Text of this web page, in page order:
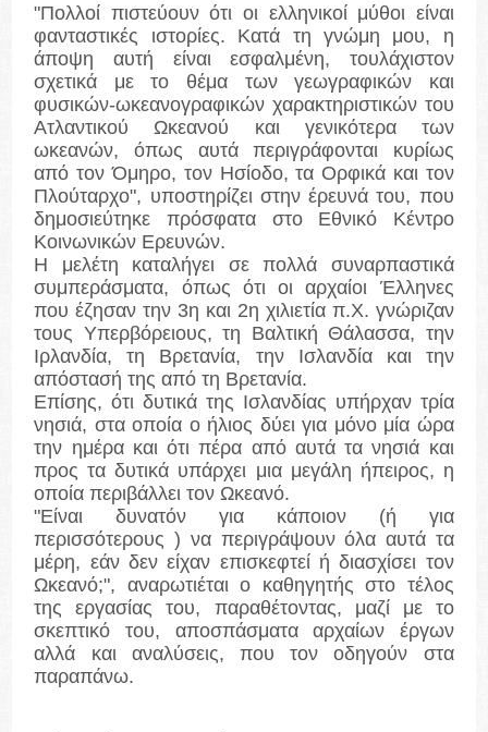
"Πολλοί πιστεύουν ότι οι ελληνικοί μύθοι είναι
φανταστικές ιστορίες. Κατά τη γνώμη μου, η
άποψη αυτή είναι εσφαλμένη, τουλάχιστον
σχετικά με το θέμα των γεωγραφικών και
φυσικών-ωκεανογραφικών χαρακτηριστικών του
Ατλαντικού Ωκεανού και γενικότερα των
ωκεανών, όπως αυτά περιγράφονται κυρίως
από τον Όμηρο, τον Ησίοδο, τα Ορφικά και τον
Πλούταρχο", υποστηρίζει στην έρευνά του, που
δημοσιεύτηκε πρόσφατα στο Εθνικό Κέντρο
Κοινωνικών Ερευνών.
Η μελέτη καταλήγει σε πολλά συναρπαστικά
συμπεράσματα, όπως ότι οι αρχαίοι Έλληνες
που έζησαν την 3η και 2η χιλιετία π.Χ. γνώριζαν
τους Υπερβόρειους, τη Βαλτική Θάλασσα, την
Ιρλανδία, τη Βρετανία, την Ισλανδία και την
απόστασή της από τη Βρετανία.
Επίσης, ότι δυτικά της Ισλανδίας υπήρχαν τρία
νησιά, στα οποία ο ήλιος δύει για μόνο μία ώρα
την ημέρα και ότι πέρα από αυτά τα νησιά και
προς τα δυτικά υπάρχει μια μεγάλη ήπειρος, η
οποία περιβάλλει τον Ωκεανό.
"Είναι δυνατόν για κάποιον (ή για
περισσότερους ) να περιγράψουν όλα αυτά τα
μέρη, εάν δεν είχαν επισκεφτεί ή διασχίσει τον
Ωκεανό;", αναρωτιέται ο καθηγητής στο τέλος
της εργασίας του, παραθέτοντας, μαζί με το
σκεπτικό του, αποσπάσματα αρχαίων έργων
αλλά και αναλύσεις, που τον οδηγούν στα
παραπάνω.